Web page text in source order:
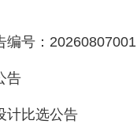
编号：20260807001
告
计比选公告